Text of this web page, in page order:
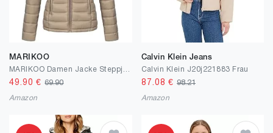
MARIKOO
49.90 €69.90
Amazon
Calvin Klein Jeans
Calvin Klein J20j221883 Frau
87.08 € 98.21
Amazon